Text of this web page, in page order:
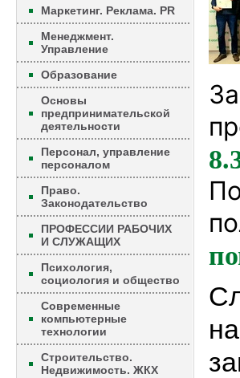
Маркетинг. Реклама. PR
Менеджмент.
Управление
Образование
Основы
предпринимательской
деятельности
Персонал, управление
персоналом
Право.
Законодательство
ПРОФЕССИИ РАБОЧИХ
И СЛУЖАЩИХ
Психология,
социология и общество
Современные
компьютерные
технологии
Строительство.
Недвижимость. ЖКХ